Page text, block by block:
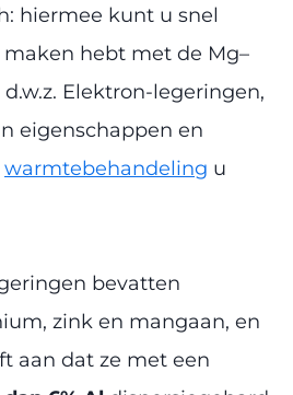
hiermee kunt u snel
hebt met de Mg–
Elektron-legeringen,
eigenschappen en
warmtebehandeling u
bevatten
zink en mangaan, en
aan dat ze met een